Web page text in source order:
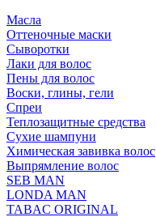
Масла
Оттеночные маски
Сыворотки
Лаки для волос
Пены для волос
Воски, глины, гели
Спреи
Теплозащитные средства
Сухие шампуни
Химическая завивка волос
Выпрямление волос
SEB MAN
LONDA MAN
TABAC ORIGINAL